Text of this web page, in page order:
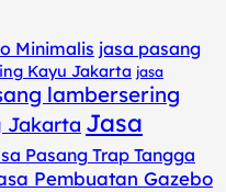
Minimalis jasa pasang
Kayu Jakarta jasa
lambersering
Jakarta Jasa
Pasang Trap Tangga
Pembuatan Gazebo